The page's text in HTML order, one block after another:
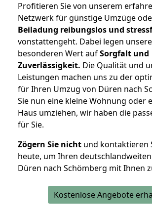
Profitieren Sie von unserem
Netzwerk für günstige Umzüge
Beiladung reibungslos und
vonstattengeht. Dabei legen
besonderen Wert aufSorgfalt und
Zuverlässigkeit. Die Qualität und
Leistungen machen uns zu der
für Ihren Umzug von Düren nach
Sie nun eine kleine Wohnung oder
Haus umziehen, wir haben die
für Sie.
Zögern Sie nicht und kontaktieren
heute, um Ihren
Düren nach Schömberg mit Ihnen
Kostenlose Angebote